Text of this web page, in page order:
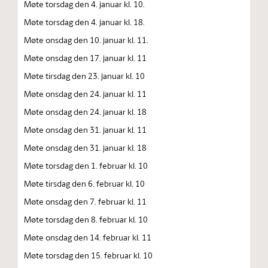
Møte torsdag den 4. januar kl. 10.
Møte torsdag den 4. januar kl. 18.
Møte onsdag den 10. januar kl. 11.
Møte onsdag den 17. januar kl. 11
Møte tirsdag den 23. januar kl. 10
Møte onsdag den 24. januar kl. 11
Møte onsdag den 24. januar kl. 18
Møte onsdag den 31. januar kl. 11
Møte onsdag den 31. januar kl. 18
Møte torsdag den 1. februar kl. 10
Møte tirsdag den 6. februar kl. 10
Møte onsdag den 7. februar kl. 11
Møte torsdag den 8. februar kl. 10
Møte onsdag den 14. februar kl. 11
Møte torsdag den 15. februar kl. 10